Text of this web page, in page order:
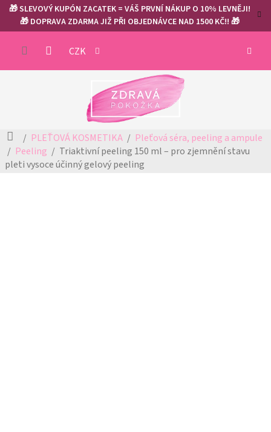
Přejít
obsah
🎁 SLEVOVÝ KUPÓN ZACATEK = VÁŠ PRVNÍ NÁKUP O 10% LEVNĚJI!
🎁 DOPRAVA ZDARMA JIŽ PŘI OBJEDNÁVCE NAD 1500 KČ!! 🎁
CZK
Domů
PLEŤOVÁ KOSMETIKA
Pleťová séra, peeling a ampule
Peeling
Triaktivní peeling 150 ml – pro zjemnění stavu
pletivysoce účinný gelový peeling